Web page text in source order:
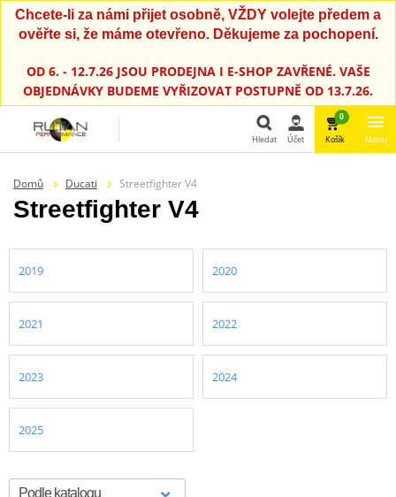
Chcete-li za námi přijet osobně, VŽDY volejte předem a
ověřte si, že máme otevřeno. Děkujeme za pochopení.
OD 6. - 12.7.26 JSOU PRODEJNA I E-SHOP ZAVŘENÉ. VAŠE
OBJEDNÁVKY BUDEME VYŘIZOVAT POSTUPNĚ OD 13.7.26.
Hledat Účet
0
Košík Menu
Domů Ducati Streetfighter V4
Streetfighter V4
2019 2020
2021 2022
2023 2024
2025